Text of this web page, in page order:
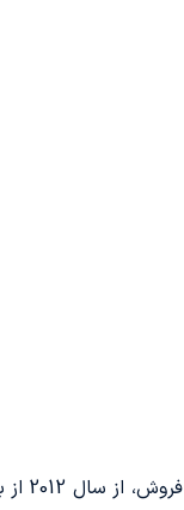
مشتریان